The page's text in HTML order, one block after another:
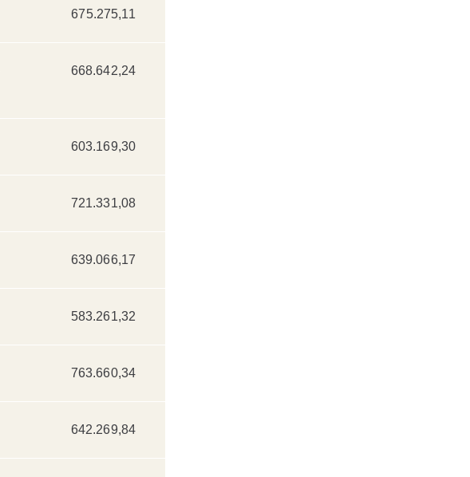
675.275,11
668.642,24
603.169,30
721.331,08
639.066,17
583.261,32
763.660,34
642.269,84